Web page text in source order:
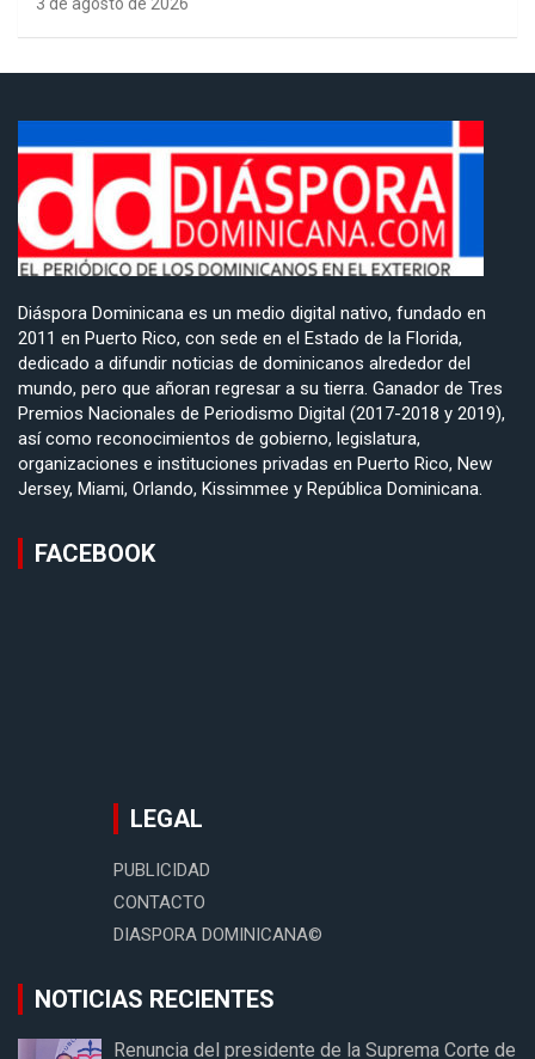
Diáspora Dominicana es un medio digital nativo, fundado en
2011 en Puerto Rico, con sede en el Estado de la Florida,
dedicado a difundir noticias de dominicanos alrededor del
mundo, pero que añoran regresar a su tierra. Ganador de Tres
Premios Nacionales de Periodismo Digital (2017-2018 y 2019),
así como reconocimientos de gobierno, legislatura,
organizaciones e instituciones privadas en Puerto Rico, New
Jersey, Miami, Orlando, Kissimmee y República Dominicana.
FACEBOOK
LEGAL
PUBLICIDAD
CONTACTO
DIASPORA DOMINICANA©
NOTICIAS RECIENTES
Renuncia del presidente de la Suprema Corte de